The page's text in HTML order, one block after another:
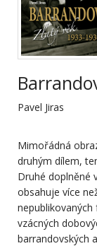
Pavel Jiras
Mimořádná
druhým dílem,
Druhé doplněné
obsahuje více
vzácných
barrandovských